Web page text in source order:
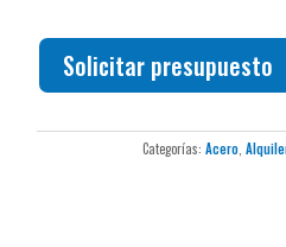
En acero pintado
Cruceta única
Pasamanos en acero pintado
Reposapiés extraíbles
Solicitar presupuesto
Categorías: Acero,